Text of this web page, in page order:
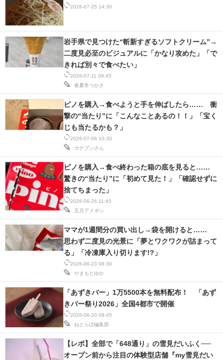
経営リーダーのコミュニティ
マーケ×ITの今がよく分かる
ITエンジニア向け専門サイト
企業向けIT製品の総合サイト
IT製品の技術・比較・事例
製造業のIT導入・活用を支援
モノづくり技術者専門サイト
電子設計の基本と応用
エネルギーの専門メディア
建設×テクノロジーの最前線
ちょっと気になるネットの話題
2026-07-25 14:30
2026-07-11 09:45
春夏冬つかさ
岩手県で見つけた“斬新すぎるソフトクリーム”→
二度見必至のビジュアルに「かなり攻めた」「で
きれば別々で食べたい」
2026-07-06 10:30
カナブンさん
ピノを購入→食べようと手を伸ばしたら…… 衝
撃の“当たり”に「こんなことあるの！！」「宝く
じも当たるかも？」
2026-06-26 11:45
五月アメボシ
ピノを購入→食べ終わった箱の底を見ると……
驚きの“当たり”に「初めて見た！」「確認せずに
捨てちまった」
2026-06-23 08:30
やまもとゆか
ママが1週間分の買い出し→袋を開けると……
思わず二度見の光景に「夢とワクワクが詰まって
る」「冷凍庫入り切ります!?」
2026-06-20 08:45
ねとらぼ編集部
「あずきバー」1万5500本を無料配布！ 「あず
きバー祭り2026」全国4都市で開催
【レポ】全部で「648通り」の雪見だいふく──
オープン前から注目の体験型店舗『my雪見だい